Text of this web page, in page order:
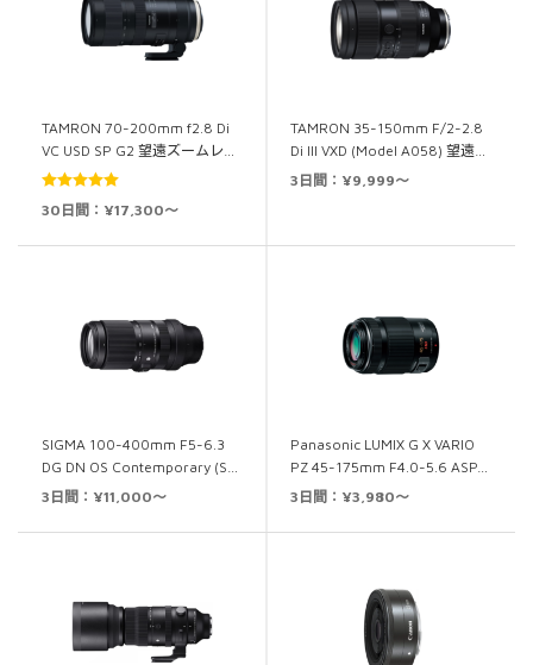
TAMRON 70-200mm f2.8 Di
VC USD SP G2 望遠ズームレ…
5段階中 5.00
30日間：¥17,300～
TAMRON 35-150mm F/2-2.8
Di III VXD (Model A058) 望遠…
3日間：¥9,999～
SIGMA 100-400mm F5-6.3
DG DN OS Contemporary (S…
3日間：¥11,000～
Panasonic LUMIX G X VARIO
PZ 45-175mm F4.0-5.6 ASP…
3日間：¥3,980～